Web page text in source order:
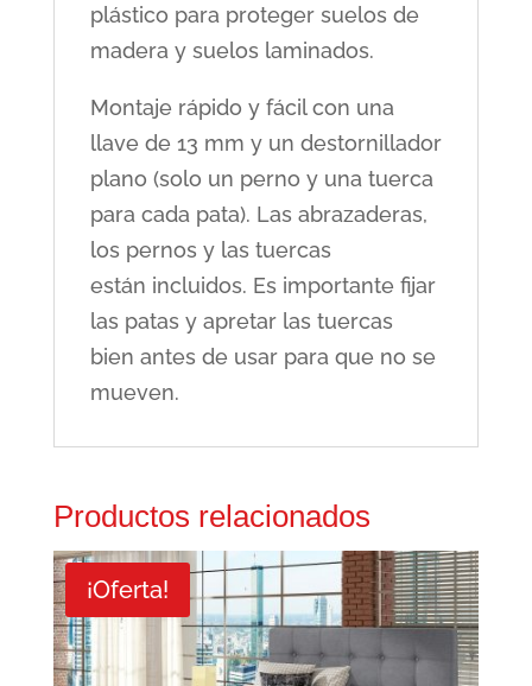
plástico para proteger suelos de
madera y suelos laminados.
Montaje rápido y fácil con una
llave de 13 mm y un destornillador
plano (solo un perno y una tuerca
para cada pata). Las abrazaderas,
los pernos y las tuercas
están incluidos. Es importante fijar
las patas y apretar las tuercas
bien antes de usar para que no se
mueven.
Productos relacionados
¡Oferta!